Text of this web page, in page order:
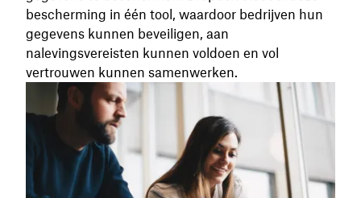
bescherming in één tool, waardoor bedrijven hun
gegevens kunnen beveiligen, aan
nalevingsvereisten kunnen voldoen en vol
vertrouwen kunnen samenwerken.